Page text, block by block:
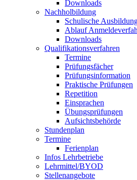
Downloads
Nachholbildung
Schulische
Ablauf
Downloads
Qualifikationsverfahren
Termine
Prüfungsfächer
Prüfungsinformation
Praktische Prüfungen
Repetition
Einsprachen
Übungsprüfungen
Aufsichtsbehörde
Stundenplan
Termine
Ferienplan
Infos Lehrbetriebe
Lehrmittel/BYOD
Stellenangebote